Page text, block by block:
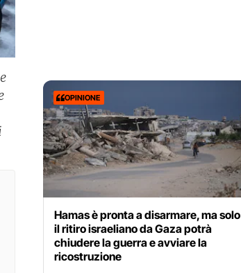
OPINIONE
Hamas è pronta a disarmare, ma solo
il ritiro israeliano da Gaza potrà
chiudere la guerra e avviare la
ricostruzione